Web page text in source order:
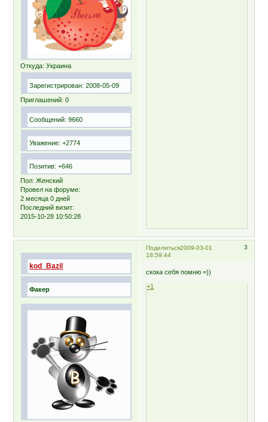
Откуда: Украина
Зарегистрирован: 2008-05-09
Приглашений: 0
Сообщений: 9660
Уважение: +2774
Позитив: +646
Пол: Женский
Провел на форуме:
2 месяца 0 дней
Последний визит:
2015-10-28 10:50:28
Поделиться 3
2009-03-01
18:59:44
kod_Bazil
Факер
скока себя помню =))
+1